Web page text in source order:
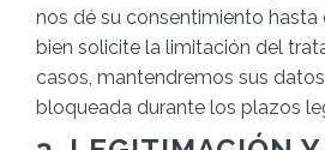
nos dé su consentimiento hasta
bien solicite la limitación del
casos, mantendremos sus
bloqueada durante los plazos